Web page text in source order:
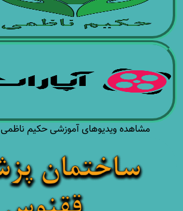
مشاهده ویدیوهای آموزشی حکیم ناظمی